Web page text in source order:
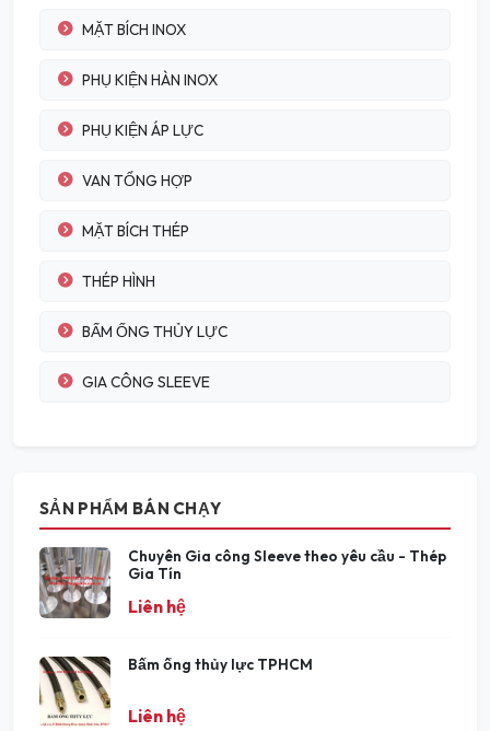
MẶT BÍCH INOX
PHỤ KIỆN HÀN INOX
PHỤ KIỆN ÁP LỰC
VAN TỔNG HỢP
MẶT BÍCH THÉP
THÉP HÌNH
BẤM ỐNG THỦY LỰC
GIA CÔNG SLEEVE
SẢN PHẨM BÁN CHẠY
Chuyên Gia công Sleeve theo yêu cầu - Thép
Gia Tín
Liên hệ
Bấm ống thủy lực TPHCM
Liên hệ